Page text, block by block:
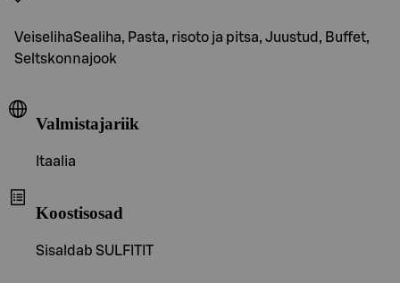
VeiselihaSealiha, Pasta, risoto ja pitsa, Juustud, Buffet,
Seltskonnajook
Valmistajariik
Itaalia
Koostisosad
Sisaldab SULFITIT